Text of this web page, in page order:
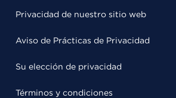
Privacidad de nuestro sitio web
Aviso de Prácticas de Privacidad
Su elección de privacidad
Términos y condiciones